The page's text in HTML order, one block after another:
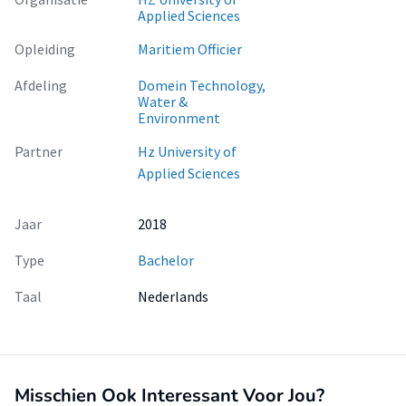
Applied Sciences
Opleiding
Maritiem Officier
Afdeling
Domein Technology,
Water &
Environment
Partner
Hz University of
Applied Sciences
Jaar
2018
Type
Bachelor
Taal
Nederlands
Misschien Ook Interessant Voor Jou?